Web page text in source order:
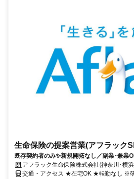
生命保険の提案営業(アフラック
既存契約者のみ✨新規開拓なし／副業･兼業
アフラック生命保険株式会社(神奈川･横
交通・アクセス ★在宅OK ★転勤なし ※